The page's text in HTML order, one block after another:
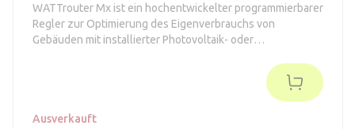
WATTrouter Mx ist ein hochentwickelter programmierbarer
Regler zur Optimierung des Eigenverbrauchs von
Gebäuden mit installierter Photovoltaik- oder
Ausverkauft